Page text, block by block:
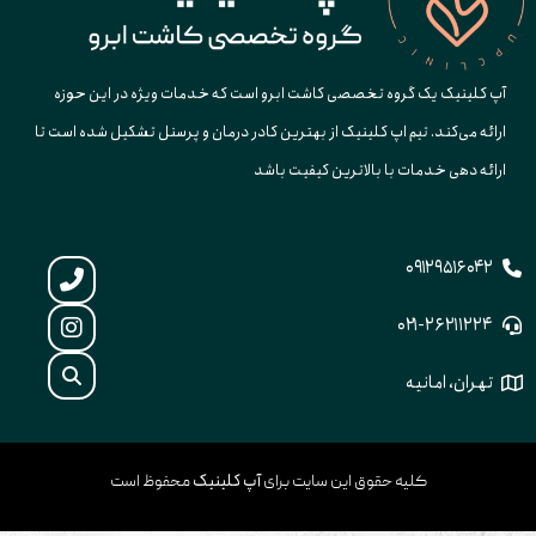
آپ کلینیک یک گروه تخصصی کاشت ابرو است که خدمات ویژه در این حوزه
ارائه می‌کند. تیم اپ کلینیک از بهترین کادر درمان و پرسنل تشکیل شده است تا
ارائه دهی خدمات با بالاترین کیفیت باشد
۰۹۱۲۹۵۱۶۰۴۲
۰۲۱-۲۶۲۱۱۲۲۴
تهران، امانیه
کلیه حقوق این سایت برایآپ کلینیکمحفوظ است